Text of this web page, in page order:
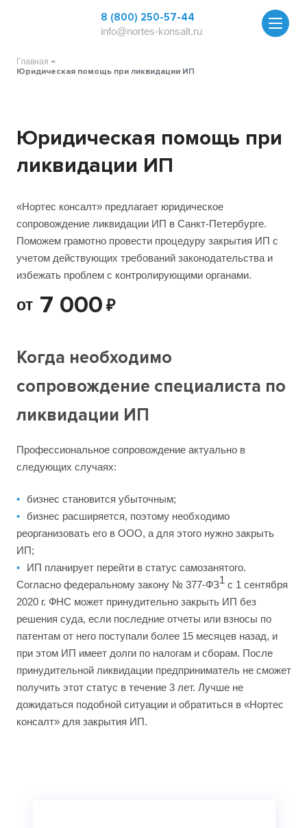
8 (800) 250-57-44
info@nortes-konsalt.ru
Главная
Юридическая помощь при ликвидации ИП
Юридическая помощь при
ликвидации ИП
«Нортес консалт» предлагает юридическое
сопровождение ликвидации ИП в Санкт-Петербурге.
Поможем грамотно провести процедуру закрытия ИП с
учетом действующих требований законодательства и
избежать проблем с контролирующими органами.
от 7 000 ₽
Когда необходимо
сопровождение специалиста по
ликвидации ИП
Профессиональное сопровождение актуально в
следующих случаях:
бизнес становится убыточным;
бизнес расширяется, поэтому необходимо
реорганизовать его в ООО, а для этого нужно закрыть
ИП;
ИП планирует перейти в статус самозанятого.
Согласно федеральному закону № 377-ФЗ1 с 1 сентября
2020 г. ФНС может принудительно закрыть ИП без
решения суда, если последние отчеты или взносы по
патентам от него поступали более 15 месяцев назад, и
при этом ИП имеет долги по налогам и сборам. После
принудительной ликвидации предприниматель не сможет
получить этот статус в течение 3 лет. Лучше не
дожидаться подобной ситуации и обратиться в «Нортес
консалт» для закрытия ИП.